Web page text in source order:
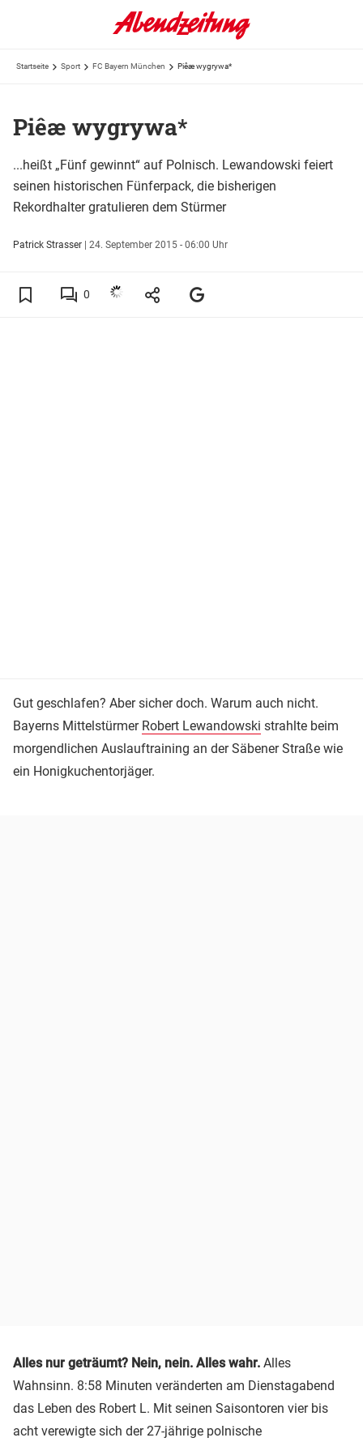
Startseite Sport FC Bayern München Piêæ wygrywa*
Piêæ wygrywa*
...heißt „Fünf gewinnt“ auf Polnisch. Lewandowski feiert
seinen historischen Fünferpack, die bisherigen
Rekordhalter gratulieren dem Stürmer
Patrick Strasser | 24. September 2015 - 06:00 Uhr
0
Gut geschlafen? Aber sicher doch. Warum auch nicht.
Bayerns Mittelstürmer Robert Lewandowski strahlte beim
morgendlichen Auslauftraining an der Säbener Straße wie
ein Honigkuchentorjäger.
Alles nur geträumt? Nein, nein. Alles wahr. Alles
Wahnsinn. 8:58 Minuten veränderten am Dienstagabend
das Leben des Robert L. Mit seinen Saisontoren vier bis
acht verewigte sich der 27-jährige polnische